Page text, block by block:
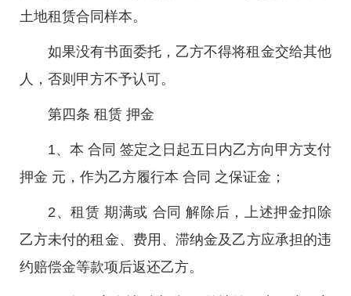
土地租赁合同样本。
如果没有书面委托，乙方不得将租金交给其他
人，否则甲方不予认可。
第四条 租赁 押金
1、本 合同 签定之日起五日内乙方向甲方支付
押金 元，作为乙方履行本 合同 之保证金；
2、租赁 期满或 合同 解除后，上述押金扣除
乙方未付的租金、费用、滞纳金及乙方应承担的违
约赔偿金等款项后返还乙方。